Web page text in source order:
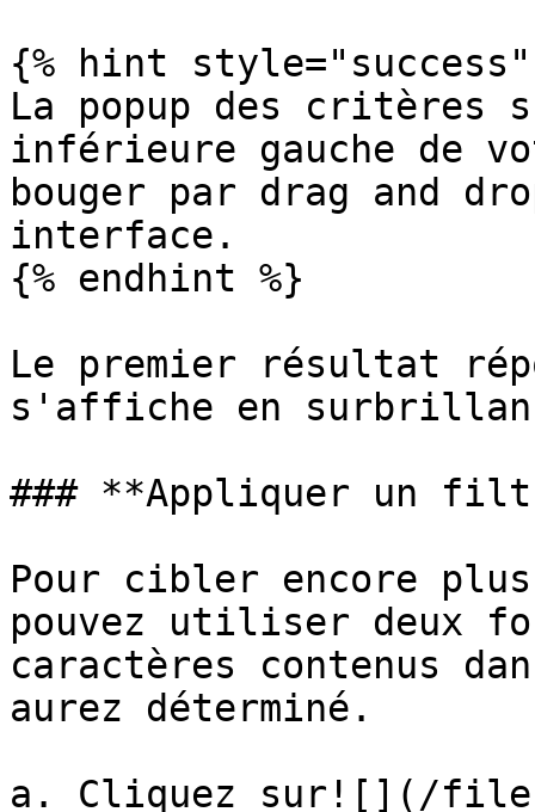
{% hint style="success"
La popup des
inférieure gauche de
bouger par drag and
interface.
{% endhint %}
Le premier résultat
s'affiche en
### **Appliquer un
Pour cibler encore
pouvez utiliser deux
caractères contenus
aurez déterminé.
a. Cliquez sur![](/files/